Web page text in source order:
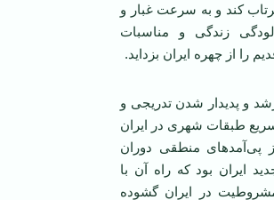
کند و به سرعت غبار و
زندگی و مناسبات
را از چهره ایران بزداید.
و پدیدار شدن تدریجی و
طبقات شهری در ایران
پی‌آمدهای منطقی دوران
ایران بود که راه آن با
در ایران گشوده